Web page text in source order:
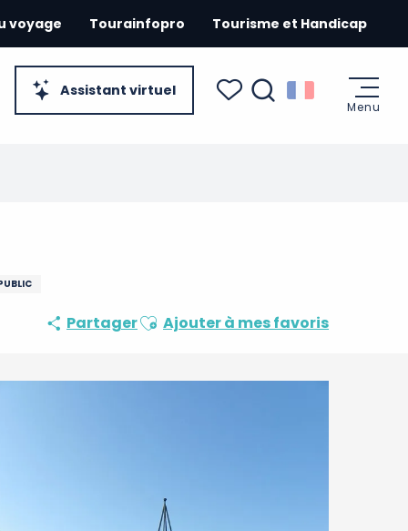
Assistant virtuel
voyage Tourainfopro Tourisme et Handicap
Menu
PartagerAjouter aux favoris
Ajouter à mes favoris